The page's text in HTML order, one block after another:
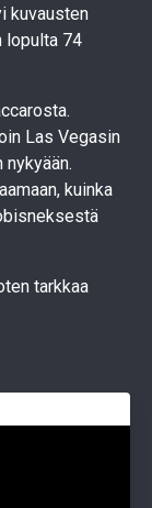
kuvausten
lopulta 74
Las Vegasin
kuinka
tarkkaa